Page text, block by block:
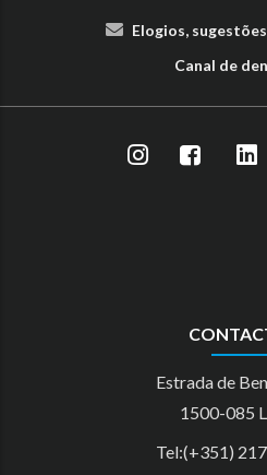
Elogios,
Canal de
Estrada de
1500-085
Tel:(+351)